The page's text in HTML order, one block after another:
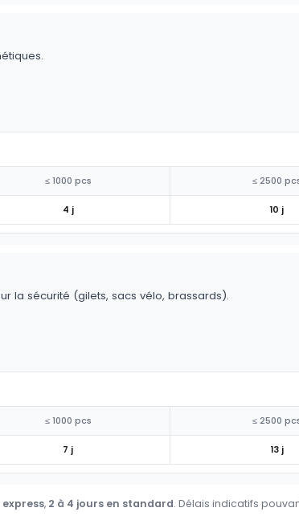
≤ 1000 pcs ≤ 2500
4 j 10 j
la sécurité (gilets, sacs vélo, brassards).
≤ 1000 pcs ≤ 2500
7 j 13 j
express, 2 à 4 jours en standard. Délais indicatifs